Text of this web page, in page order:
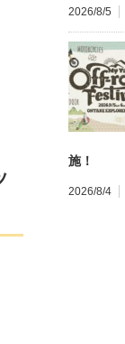
2026/8/5
施！
2026/8/4